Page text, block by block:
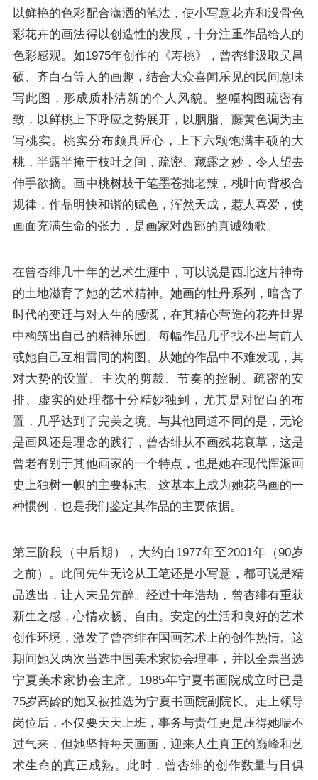
以鲜艳的色彩配合潇洒的笔法，使小写意花卉和没骨色
彩花卉的画法得以创造性的发展，十分注重作品给人的
色彩感观。如1975年创作的《寿桃》，曾杏绯汲取吴昌
硕、齐白石等人的画趣，结合大众喜闻乐见的民间意味
写此图，形成质朴清新的个人风貌。整幅构图疏密有
致，以鲜桃上下呼应之势展开，以胭脂、藤黄色调为主
写桃实。桃实分布颇具匠心，上下六颗饱满丰硕的大
桃，半露半掩于枝叶之间，疏密、藏露之妙，令人望去
伸手欲摘。画中桃树枝干笔墨苍拙老辣，桃叶向背极合
规律，作品明快和谐的赋色，浑然天成，惹人喜爱，使
画面充满生命的张力，是画家对西部的真诚颂歌。
在曾杏绯几十年的艺术生涯中，可以说是西北这片神奇
的土地滋育了她的艺术精神。她画的牡丹系列，暗含了
时代的变迁与对人生的感慨，在其精心营造的花卉世界
中构筑出自己的精神乐园。每幅作品几乎找不出与前人
或她自己互相雷同的构图。从她的作品中不难发现，其
对大势的设置、主次的剪裁、节奏的控制、疏密的安
排、虚实的处理都十分精妙独到，尤其是对留白的布
置，几乎达到了完美之境。与其他同道不同的是，无论
是画风还是理念的践行，曾杏绯从不画残花衰草，这是
曾老有别于其他画家的一个特点，也是她在现代恽派画
史上独树一帜的主要标志。这基本上成为她花鸟画的一
种惯例，也是我们鉴定其作品的主要依据。
第三阶段（中后期），大约自1977年至2001年（90岁
之前）。此间先生无论从工笔还是小写意，都可说是精
品迭出，让人未品先醉。经过十年浩劫，曾杏绯有重获
新生之感，心情欢畅、自由。安定的生活和良好的艺术
创作环境，激发了曾杏绯在国画艺术上的创作热情。这
期间她又两次当选中国美术家协会理事，并以全票当选
宁夏美术家协会主席。1985年宁夏书画院成立时已是
75岁高龄的她又被推选为宁夏书画院副院长。走上领导
岗位后，不仅要天天上班，事务与责任更是压得她喘不
过气来，但她坚持每天画画，迎来人生真正的巅峰和艺
术生命的真正成熟。此时，曾杏绯的创作数量与日俱